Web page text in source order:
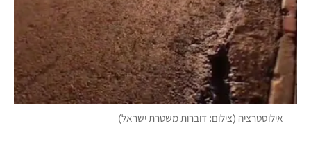
אילוסטרציה (צילום: דוברות משטרת ישראל)